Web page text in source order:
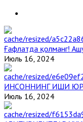
Ғафлатда қолманг!
Июль 16, 2024
ИНСОННИНГ ИШИ
Июль 16, 2024